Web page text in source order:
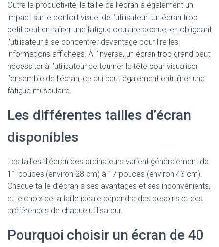
Outre la productivité, la taille de l’écran a également un
impact sur le confort visuel de l’utilisateur. Un écran trop
petit peut entraîner une fatigue oculaire accrue, en obligeant
l’utilisateur à se concentrer davantage pour lire les
informations affichées. À l’inverse, un écran trop grand peut
nécessiter à l’utilisateur de tourner la tête pour visualiser
l’ensemble de l’écran, ce qui peut également entraîner une
fatigue musculaire.
Les différentes tailles d’écran
disponibles
Les tailles d’écran des ordinateurs varient généralement de
11 pouces (environ 28 cm) à 17 pouces (environ 43 cm).
Chaque taille d’écran a ses avantages et ses inconvénients,
et le choix de la taille idéale dépendra des besoins et des
préférences de chaque utilisateur.
Pourquoi choisir un écran de 40